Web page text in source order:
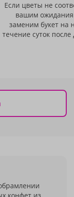
Если цветы не
вашим
заменим букет на
течение суток после